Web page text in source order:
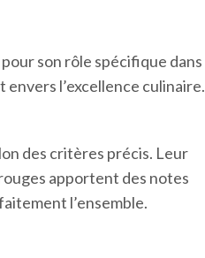
son rôle spécifique dans
l’excellence culinaire.
des critères précis. Leur
apportent des notes
l’ensemble.